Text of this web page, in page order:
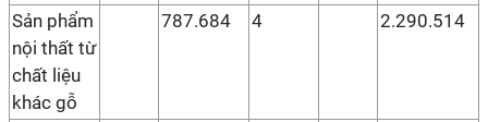
Sản phẩm
nội thất từ
chất liệu
khác gỗ
787.684 4 2.290.514